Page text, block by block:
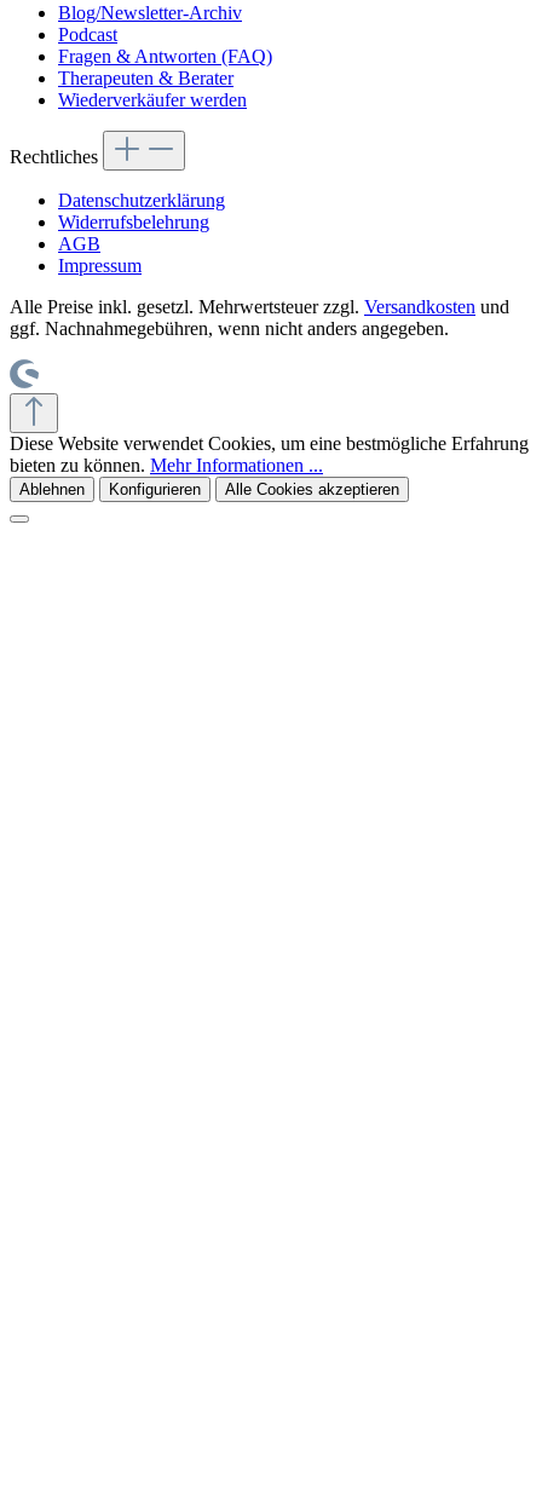
Blog/Newsletter-Archiv
Podcast
Fragen & Antworten (FAQ)
Therapeuten & Berater
Wiederverkäufer werden
Rechtliches
Datenschutzerklärung
Widerrufsbelehrung
AGB
Impressum
Alle Preise inkl. gesetzl. Mehrwertsteuer zzgl. Versandkosten und
ggf. Nachnahmegebühren, wenn nicht anders angegeben.
Diese Website verwendet Cookies, um eine bestmögliche Erfahrung
bieten zu können. Mehr Informationen ...
Ablehnen Konfigurieren Alle Cookies akzeptieren